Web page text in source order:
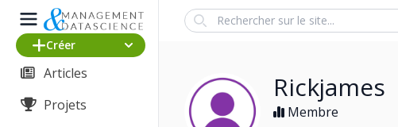
Créer
Articles
Projets
Search
Rickjames
Membre